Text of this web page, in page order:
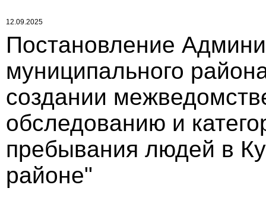
12.09.2025
Постановление
муниципального
создании
обследованию и
пребывания людей в
районе"